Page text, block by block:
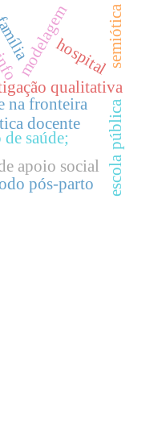
qualitativa
saúde;
modelagem
escola pública
docente
apoio social
hospitalsemiótica
na fronteira
pós-parto